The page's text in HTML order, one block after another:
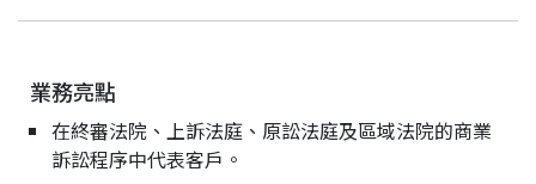
業務亮點
在終審法院、上訴法庭、原訟法庭及區域法院的商業
訴訟程序中代表客戶。